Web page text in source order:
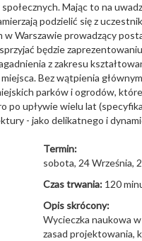
Mając to na
podzielić się z
Warszawie prowadzący
będzie
z zakresu
Bez wątpienia
parków i ogrodów,
upływie wielu lat
- jako delikatnego i
Termin:
sobota, 24 Września,
Czas trwania: 120
Opis skrócony:
Wycieczka naukowa
zasad projektowania,